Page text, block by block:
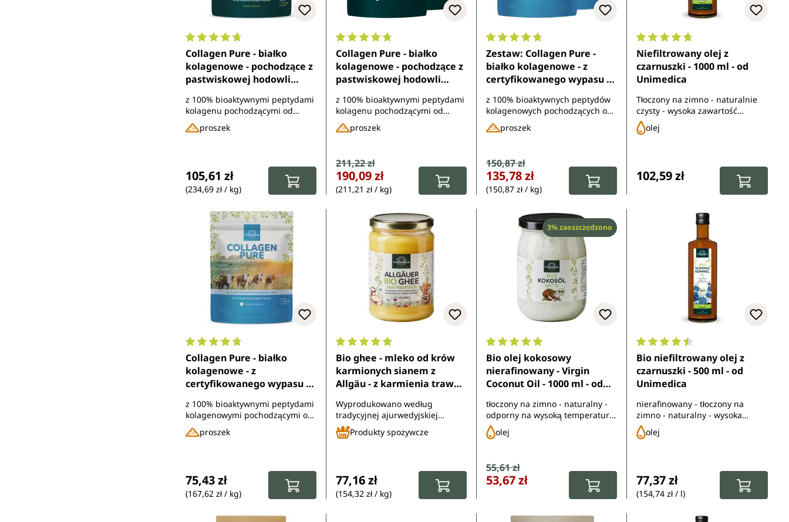
Średnia ocena 4.7 z 5 gwiazdek
Collagen Pure - białko
kolagenowe - pochodzące z
pastwiskowej hodowli
karmionej trawą - 10 g na
dawkę dzienną - 450 g
proszku - od Unimedica
z 100% bioaktywnymi peptydami
kolagenu pochodzącymi od
zwierząt wypasanych na
pastwiskach
proszek
105,61 zł
(234,69 zł / kg)
Średnia ocena 4.7 z 5 gwiazdek
Collagen Pure - białko
kolagenowe - pochodzące z
pastwiskowej hodowli
karmionej trawą - 10 g na
dawkę dzienną - 450 g
proszku - od Unimedica
z 100% bioaktywnymi peptydami
kolagenu pochodzącymi od
zwierząt wypasanych na
pastwiskach
proszek
Cena sprzedaży:
Cena regularna:
211,22 zł
190,09 zł
(211,21 zł / kg)
Średnia ocena 4.7 z 5 gwiazdek
Zestaw: Collagen Pure -
białko kolagenowe - z
certyfikowanego wypasu - 2
Unimedica
z 100% bioaktywnych peptydów
kolagenowych pochodzących od
zwierząt wypasanych na
pastwiskach
proszek
Cena sprzedaży:
Cena regularna:
150,87 zł
135,78 zł
(150,87 zł / kg)
Średnia ocena 4.7 z 5 gwiazdek
Niefiltrowany olej z
czarnuszki - 1000 ml - od
Unimedica
Tłoczony na zimno - naturalnie
czysty - wysoka zawartość
tymochinonu
olej
102,59 zł
Średnia ocena 4.7 z 5 gwiazdek
Collagen Pure - białko
kolagenowe - z
certyfikowanego wypasu -
Unimedica
z 100% bioaktywnymi peptydami
kolagenowymi pochodzącymi od
zwierząt wypasanych na
pastwiskach
proszek
75,43 zł
(167,62 zł / kg)
Średnia ocena 4.9 z 5 gwiazdek
Bio ghee - mleko od krów
karmionych sianem z
Allgäu - z karmienia trawą i
Unimedica
Wyprodukowano według
tradycyjnej ajurwedyjskiej
metody gotowania - bez laktozy -
z kontrolowanych upraw
Produkty spożywcze
77,16 zł
(154,32 zł / kg)
Rabat
3% zaoszczędzono
Średnia ocena 4.9 z 5 gwiazdek
Bio olej kokosowy
nierafinowany - Virgin
Coconut Oil - 1000 ml - od
tłoczony na zimno - naturalny -
odporny na wysoką temperaturę
- z kontrolowanych upraw
ekologicznych
olej
Cena sprzedaży:
Cena regularna:
55,61 zł
53,67 zł
Średnia ocena 4.6 z 5 gwiazdek
Bio niefiltrowany olej z
czarnuszki - 500 ml - od
Unimedica
nierafinowany - tłoczony na
zimno - naturalny - wysoka
zawartość tymochinonu - bogaty
w kwas linolowy - z
olej
77,37 zł
(154,74 zł / l)